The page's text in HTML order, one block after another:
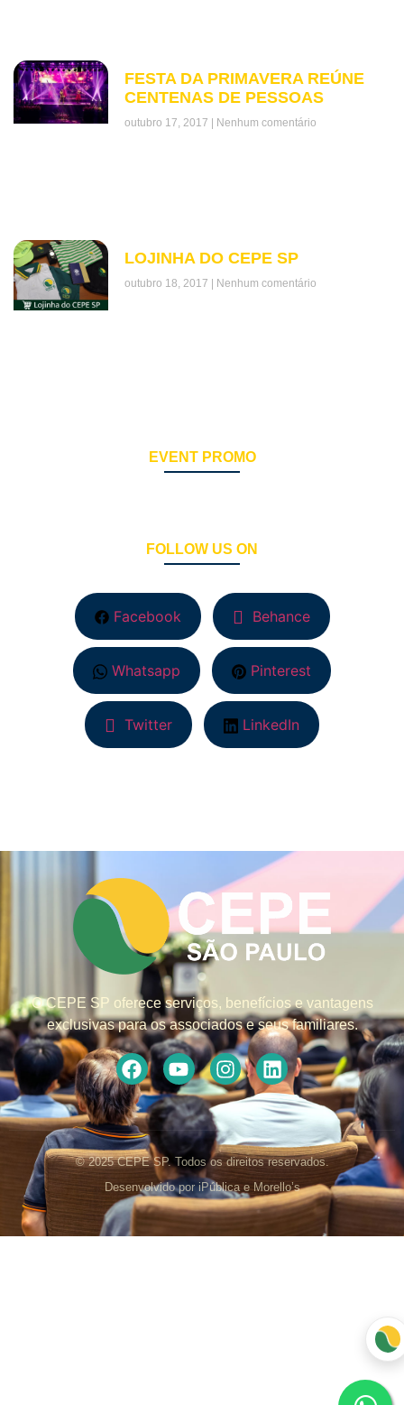
FESTA DA PRIMAVERA REÚNE
CENTENAS DE PESSOAS
outubro 17, 2017 Nenhum comentário
LOJINHA DO CEPE SP
outubro 18, 2017 Nenhum comentário
EVENT PROMO
FOLLOW US ON
Facebook Behance
Whatsapp Pinterest
Twitter LinkedIn
O CEPE SP oferece serviços, benefícios e vantagens
exclusivas para os associados e seus familiares.
© 2025 CEPE SP. Todos os direitos reservados.
Desenvolvido por iPública e Morello’s